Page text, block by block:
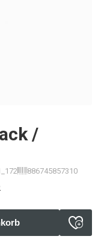
/
886745857310